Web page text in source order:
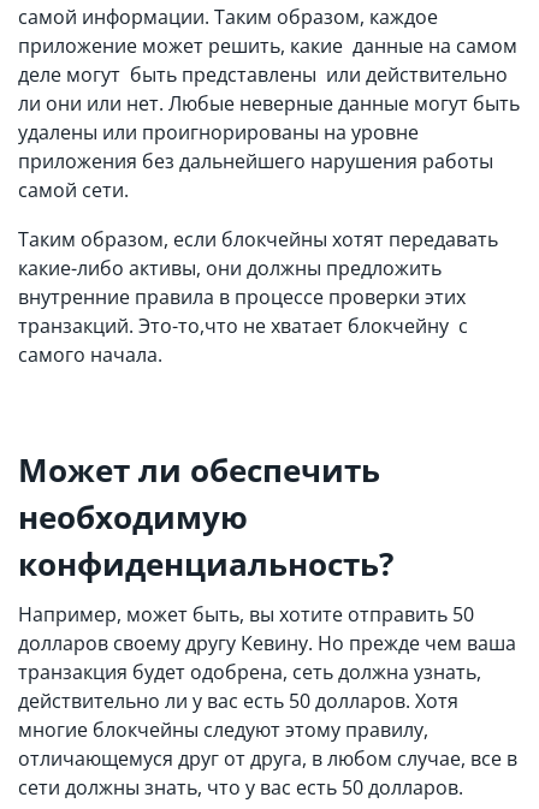
самой информации. Таким образом, каждое
приложение может решить, какие данные на самом
деле могут быть представлены или действительно
ли они или нет. Любые неверные данные могут быть
удалены или проигнорированы на уровне
приложения без дальнейшего нарушения работы
самой сети.
Таким образом, если блокчейны хотят передавать
какие-либо активы, они должны предложить
внутренние правила в процессе проверки этих
транзакций. Это-то,что не хватает блокчейну с
самого начала.
Может ли обеспечить
необходимую
конфиденциальность?
Например, может быть, вы хотите отправить 50
долларов своему другу Кевину. Но прежде чем ваша
транзакция будет одобрена, сеть должна узнать,
действительно ли у вас есть 50 долларов. Хотя
многие блокчейны следуют этому правилу,
отличающемуся друг от друга, в любом случае, все в
сети должны знать, что у вас есть 50 долларов.